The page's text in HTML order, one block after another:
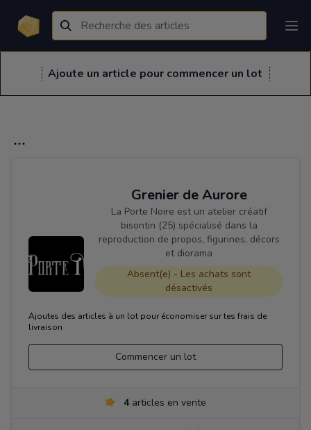
Grenier de Aurore
La Porte Noire est un atelier créatif
bisontin (25) spécialisé dans la
reproduction de propos, figurines, décors
et diorama
Absent(e) - Les achats sont
désactivés
Ajoutes des articles à un lot pour économiser sur tes frais de
livraison
Commencer un lot
4articles en vente
Ajoute un article pour commencer un lot